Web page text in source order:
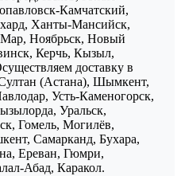
Камчатский,
Ханты-Мансийск,
Ноябрьск, Новый
Керчь, Кызыл,
доставку в
(Астана), Шымкент,
Усть-Каменогорск,
Уральск,
Гомель, Могилёв,
Самарканд, Бухара,
Ереван, Гюмри,
Абад, Каракол.